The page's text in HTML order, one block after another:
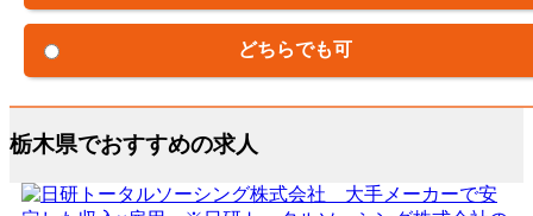
どちらでも可
栃木県でおすすめの求人